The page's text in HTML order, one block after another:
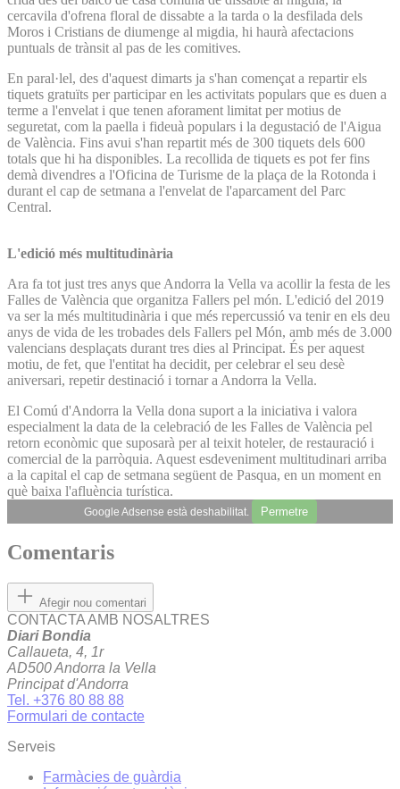
cercavila d'ofrena floral de dissabte a la tarda o la desfilada dels
Moros i Cristians de diumenge al migdia, hi haurà afectacions
puntuals de trànsit al pas de les comitives.
En paral·lel, des d'aquest dimarts ja s'han començat a repartir els
tiquets gratuïts per participar en les activitats populars que es duen a
terme a l'envelat i que tenen aforament limitat per motius de
seguretat, com la paella i fideuà populars i la degustació de l'Aigua
de València. Fins avui s'han repartit més de 300 tiquets dels 600
totals que hi ha disponibles. La recollida de tiquets es pot fer fins
demà divendres a l'Oficina de Turisme de la plaça de la Rotonda i
durant el cap de setmana a l'envelat de l'aparcament del Parc
Central.
L'edició més multitudinària
Ara fa tot just tres anys que Andorra la Vella va acollir la festa de les
Falles de València que organitza Fallers pel món. L'edició del 2019
va ser la més multitudinària i que més repercussió va tenir en els deu
anys de vida de les trobades dels Fallers pel Món, amb més de 3.000
valencians desplaçats durant tres dies al Principat. És per aquest
motiu, de fet, que l'entitat ha decidit, per celebrar el seu desè
aniversari, repetir destinació i tornar a Andorra la Vella.
El Comú d'Andorra la Vella dona suport a la iniciativa i valora
especialment la data de la celebració de les Falles de València pel
retorn econòmic que suposarà per al teixit hoteler, de restauració i
comercial de la parròquia. Aquest esdeveniment multitudinari arriba
a la capital el cap de setmana següent de Pasqua, en un moment en
què baixa l'afluència turística.
Google Adsense està deshabilitat. Permetre
Comentaris
Afegir nou comentari
CONTACTA AMB NOSALTRES
Diari Bondia
Callaueta, 4, 1r
AD500 Andorra la Vella
Principat d'Andorra
Tel. +376 80 88 88
Formulari de contacte
Serveis
Farmàcies de guàrdia